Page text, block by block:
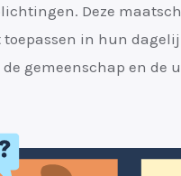
Deze
toepassen in hun
gemeenschap en de